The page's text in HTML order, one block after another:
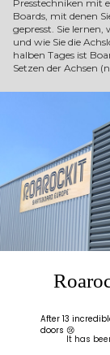
Presstechniken mit
Boards, mit denen
gepresst. Sie lernen,
und wie Sie die
halben Tages ist
Setzen der Achsen
Folgende
(Auswahl über
Replay
Street Deck 7 7/
Street Deck 8,5'
Longboard
Old School
Inhalt (4
gefolgt von
auf das Board
Hause.
☐Verleimen &
After 13
doors 😢
It has